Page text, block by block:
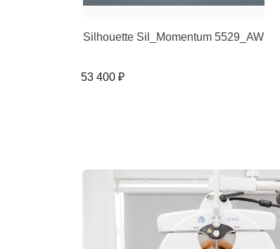
Silhouette Sil_Momentum 5529_AW
53 400 ₽